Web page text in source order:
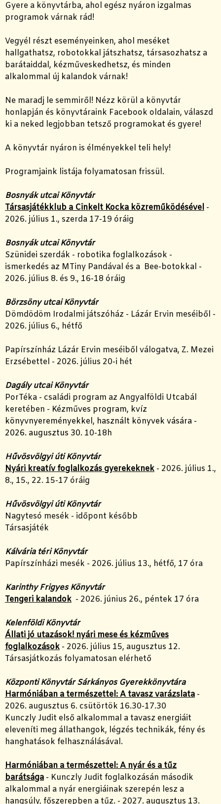
Gyere a könyvtárba, ahol egész nyáron izgalmas
programok várnak rád!
Vegyél részt eseményeinken, ahol meséket
hallgathatsz, robotokkal játszhatsz, társasozhatsz a
barátaiddal, kézműveskedhetsz, és minden
alkalommal új kalandok várnak!
Ne maradj le semmiről! Nézz körül a könyvtár
honlapján és könyvtáraink Facebook oldalain, válaszd
ki a neked legjobban tetsző programokat és gyere!
A könyvtár nyáron is élményekkel teli hely!
Programjaink listája folyamatosan frissül.
Bosnyák utcai Könyvtár
Társasjátékklub a Cinkelt Kocka közreműködésével -
2026. július 1., szerda 17-19 óráig
Bosnyák utcai Könyvtár
Szünidei szerdák - robotika foglalkozások -
ismerkedés az MTiny Pandával és a Bee-botokkal -
2026. július 8. és 9., 16-18 óráig
Börzsöny utcai Könyvtár
Dömdödöm Irodalmi játszóház - Lázár Ervin meséiből -
2026. július 6., hétfő
Papírszínház Lázár Ervin meséiből válogatva, Z. Mezei
Erzsébettel - 2026. július 20-i hét
Dagály utcai Könyvtár
PorTéka - családi program az Angyalföldi Utcabál
keretében - Kézműves program, kvíz
könyvnyereményekkel, használt könyvek vására -
2026. augusztus 30. 10-18h
Hűvösvölgyi úti Könyvtár
Nyári kreatív foglalkozás gyerekeknek - 2026. július 1.,
8., 15., 22. 15-17 óráig
Hűvösvölgyi úti Könyvtár
Nagytesó mesék - időpont később
Társasjáték
Kálvária téri Könyvtár
Papírszínházi mesék - 2026. július 13., hétfő, 17 óra
Karinthy Frigyes Könyvtár
Tengeri kalandok - 2026. június 26., péntek 17 óra
Kelenföldi Könyvtár
Állati jó utazások! nyári mese és kézműves
foglalkozások - 2026. július 15, augusztus 12.
Társasjátkozás folyamatosan elérhető
Központi Könyvtár Sárkányos Gyerekkönyvtára
Harmóniában a természettel: A tavasz varázslata -
2026. augusztus 6. csütörtök 16.30-17.30
Kunczly Judit első alkalommal a tavasz energiáit
eleveníti meg állathangok, légzés technikák, fény és
hanghatások felhasználásával.
Harmóniában a természettel: A nyár és a tűz
barátsága - Kunczly Judit foglalkozásán második
alkalommal a nyár energiáinak szerepén lesz a
hangsúly, főszerepben a tűz. - 2027. augusztus 13.